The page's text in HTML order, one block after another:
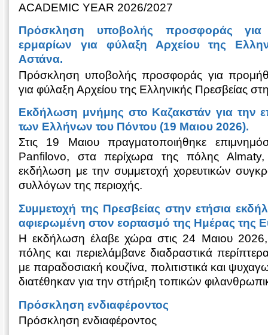
ACADEMIC YEAR 2026/2027
Πρόσκληση υποβολής προσφοράς για
ερμαρίων για φύλαξη Αρχείου της
Αστάνα.
Πρόσκληση υποβολής προσφοράς για
για φύλαξη Αρχείου της Ελληνικής Πρεσβείας
Εκδήλωση μνήμης στο Καζακστάν για την
των Ελλήνων του Πόντου (19 Μαιου 2026).
Στις 19 Μαιου πραγματοποιήθηκε
Panfilovo, στα περίχωρα της πόλης Almaty,
εκδήλωση με την συμμετοχή χορευτικών
συλλόγων της περιοχής.
Συμμετοχή της Πρεσβείας στην ετήσια
αφιερωμένη στον εορτασμό της Ημέρας της
Η εκδήλωση έλαβε χώρα στις 24 Μαιου 2026,
πόλης και περιελάμβανε διαδραστικά
με παραδοσιακή κουζίνα, πολιτιστικά και
διατέθηκαν για την στήριξη τοπικών
Πρόσκληση ενδιαφέροντος
Πρόσκληση ενδιαφέροντος